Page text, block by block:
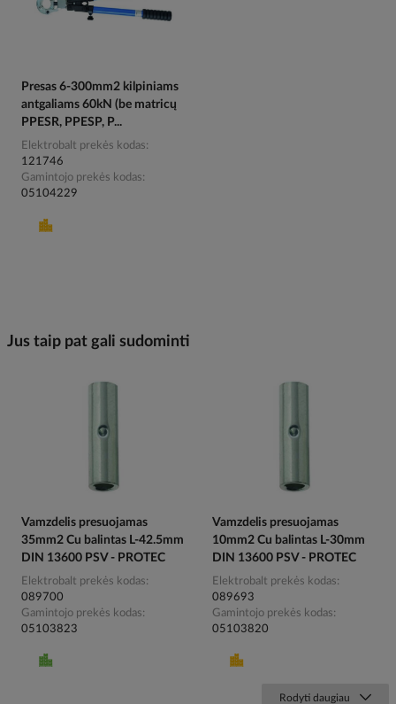
Presas 6-300mm2 kilpiniams
antgaliams 60kN (be matricų
PPESR, PPESP, P...
Elektrobalt prekės kodas
121746
Gamintojo prekės kodas
05104229
Jus taip pat gali sudominti
Vamzdelis presuojamas
35mm2 Cu balintas L-42.5mm
DIN 13600 PSV - PROTEC
Elektrobalt prekės kodas
089700
Gamintojo prekės kodas
05103823
Vamzdelis presuojamas
10mm2 Cu balintas L-30mm
DIN 13600 PSV - PROTEC
Elektrobalt prekės kodas
089693
Gamintojo prekės kodas
05103820
Rodyti daugiau